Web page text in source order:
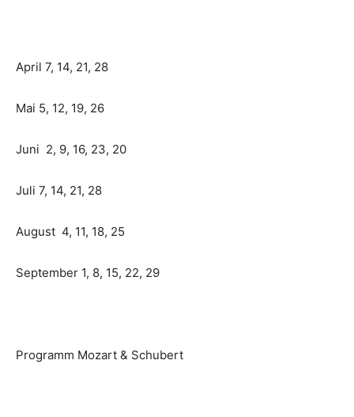
April 7, 14, 21, 28
Mai 5, 12, 19, 26
Juni 2, 9, 16, 23, 20
Juli 7, 14, 21, 28
August 4, 11, 18, 25
September 1, 8, 15, 22, 29
Programm Mozart & Schubert